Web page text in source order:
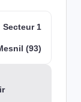
Secteur 1
(93)